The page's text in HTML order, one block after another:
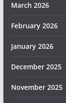
March 2026
February 2026
January 2026
December 2025
November 2025